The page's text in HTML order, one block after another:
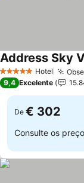
5 Estrelas Hotel
Address Sky
9,4 Excelente
De € 302
Consulte os